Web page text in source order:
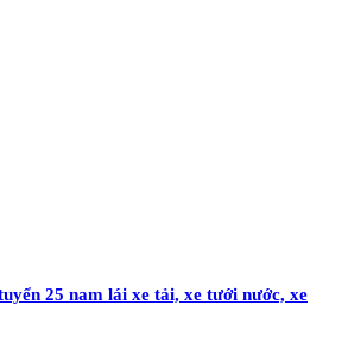
25 nam lái xe tải, xe tưới nước, xe